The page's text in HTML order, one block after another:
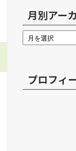
月別アー
プロフィ